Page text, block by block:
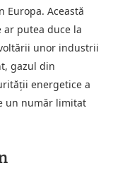
Europa. Această
ar putea duce la
unor industrii
gazul din
energetice a
un număr limitat